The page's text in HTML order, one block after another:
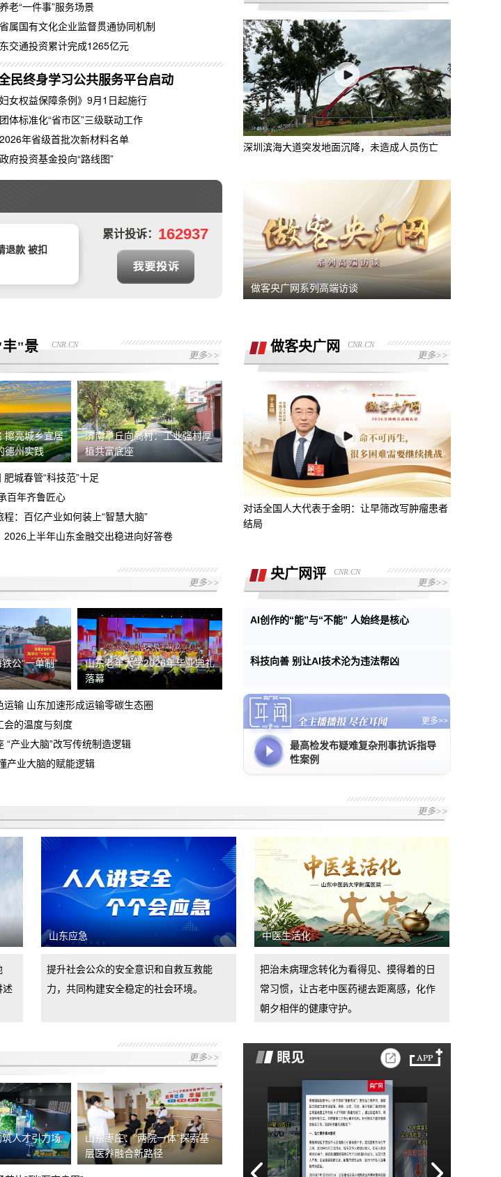
已超3100亿元，济南数据产业集聚区建设基础雄厚 高温觅清凉！山水沟改造完工 泉城新增亲水
老“一件事”服务场景
属国有文化企业监督贯通协同机制
交通投资累计完成1265亿元
民终身学习公共服务平台启动
妇女权益保障条例》9月1日起施行
体标准化“省市区”三级联动工作
年省级首批次新材料名单
府投资基金投向“路线图”
深圳滨海大道突发地面沉降，未造成人员伤亡
半年预约期有
允许退卡退
公司拒不退款
退款 被扣
以及销售人
，希望平台协
售有限公司交
还诚意金
利率超法定上
还全部超额
给退
率的费用合计
米之家买的小
等问题有安
务有限公司退
退定金及相关
司，不下贷
，不退定金。
保险，合同没
里购买低开
支付订金当消
擅自扣押消
定金
庆麒麟店看
交了意向金
杠喷漆，损坏
边梁凹陷要
累计投诉： 162937
做客央广网系列高端访谈
丰"景 CNR.CN
更多>>
擦亮城乡宜居
德州实践
济南章丘向高村：工业强村厚
植共富底座
肥城春管“科技范”十足
百年齐鲁匠心
：百亿产业如何装上“智慧大脑”
2026上半年山东金融交出稳进向好答卷
做客央广网 CNR.CN
更多>>
对话全国人大代表于金明：让早筛改写肿瘤患者
结局
更多>>
公“一单制”
山东老年大学2026年毕业典礼
落幕
运输 山东加速形成运输零碳生态圈
会的温度与刻度
“产业大脑”改写传统制造逻辑
产业大脑的赋能逻辑
央广网评 CNR.CN
更多>>
AI创作的“能”与“不能” 人始终是核心
科技向善 别让AI技术沦为违法帮凶
最高检发布疑难复杂刑事抗诉指导
性案例
更多>>
更多>>
述
山东应急
提升社会公众的安全意识和自救互救能
力，共同构建安全稳定的社会环境。
中医生活化
把治未病理念转化为看得见、摸得着的日
常习惯，让古老中医药褪去距离感，化作
朝夕相伴的健康守护。
更多>>
人才引力场
山东枣庄：“两院一体”探索基
层医养融合新路径